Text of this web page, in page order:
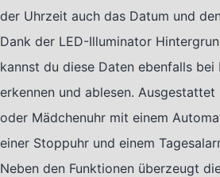
der Uhrzeit auch das Datum und
Dank der LED-Illuminator
kannst du diese Daten ebenfalls bei
erkennen und ablesen.
oder Mädchenuhr mit einem
einer Stoppuhr und einem
Neben den Funktionen überzeugt